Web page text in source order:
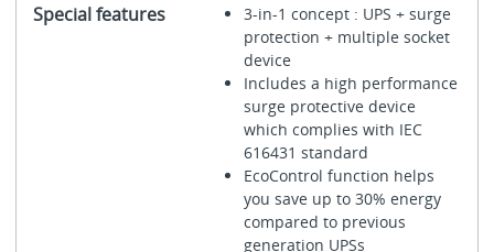
Special features
3-in-1 concept : UPS + surge
protection + multiple socket
device
Includes a high performance
surge protective device
which complies with IEC
616431 standard
EcoControl function helps
you save up to 30% energy
compared to previous
generation UPSs